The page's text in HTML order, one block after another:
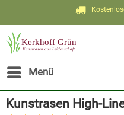
Menü
Kunstrasen High-